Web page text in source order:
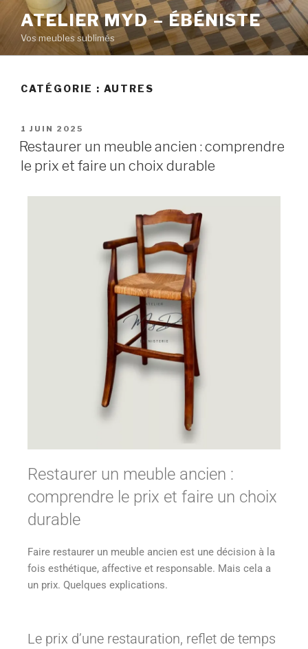
ATELIER MYD – ÉBÉNISTE
Vos meubles sublimés
CATÉGORIE : AUTRES
1 JUIN 2025
Restaurer un meuble ancien : comprendre
le prix et faire un choix durable
Restaurer un meuble ancien :
comprendre le prix et faire un choix
durable
Faire restaurer un meuble ancien est une décision à la
fois esthétique, affective et responsable. Mais cela a
un prix. Quelques explications.
Le prix d’une restauration, reflet de temps